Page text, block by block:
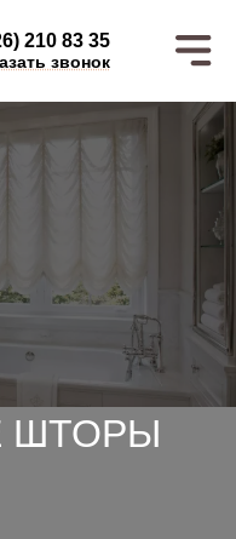
210 83 35
звонок
ШТОРЫ